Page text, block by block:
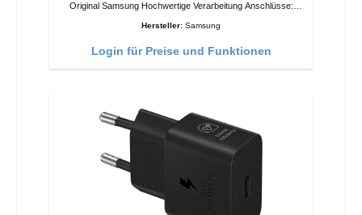
Original Samsung Hochwertige Verarbeitung Anschlüsse:
Hersteller: Samsung
Login für Preise und Funktionen